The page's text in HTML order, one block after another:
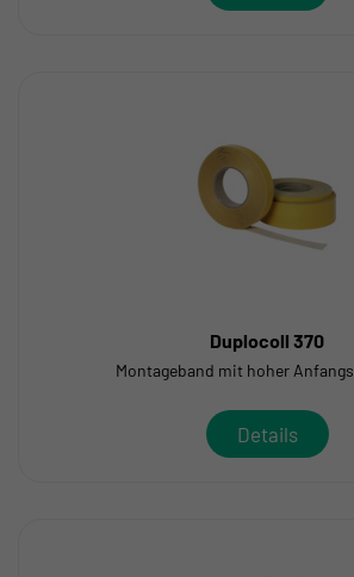
Duplocoll 370
Montageband mit hoher
Details